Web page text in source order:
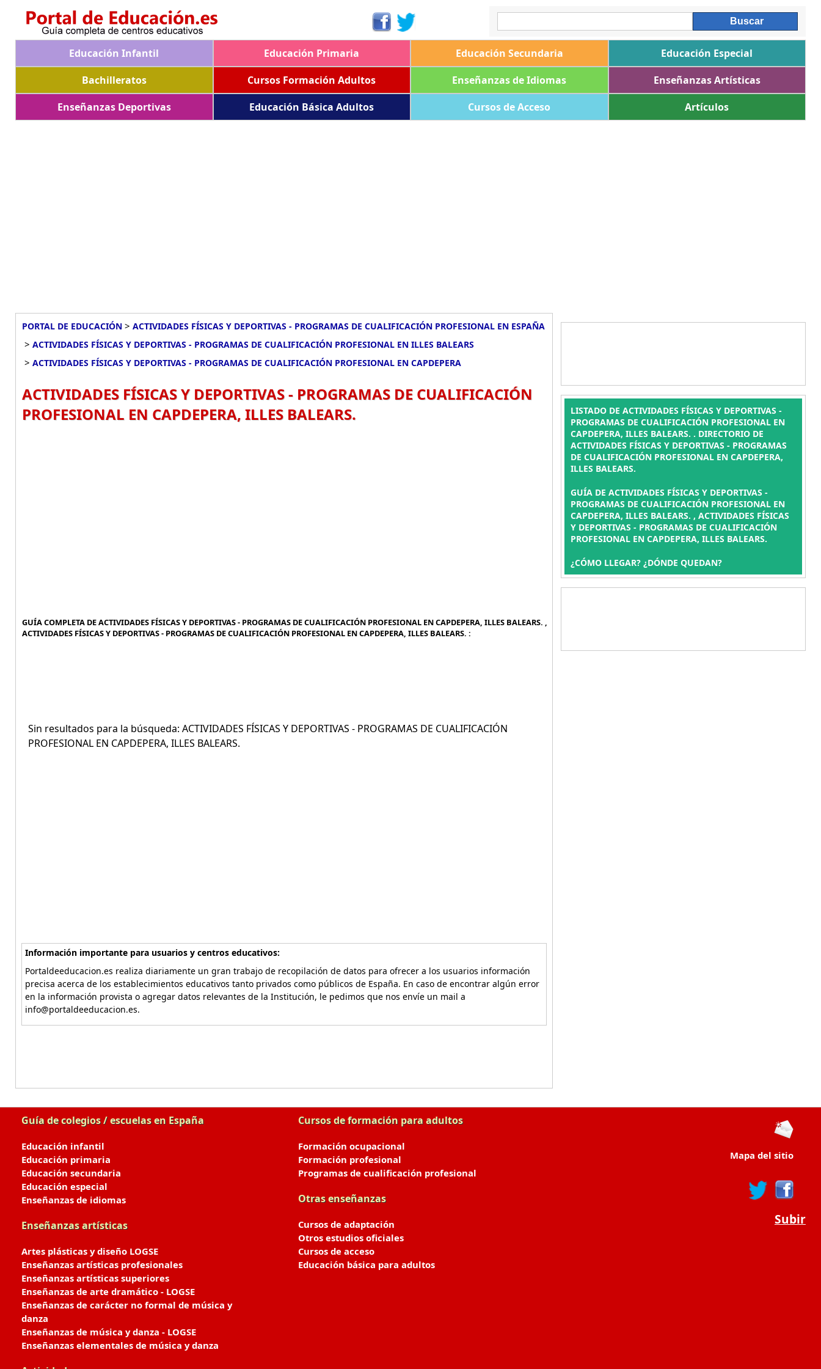
Educación Infantil Educación Primaria Educación Secundaria
Educación Especial
Bachilleratos
Cursos Formación Adultos Enseñanzas de Idiomas
Enseñanzas Artísticas
Enseñanzas Deportivas
Educación Básica Adultos Cursos de Acceso Artículos
PORTAL DE EDUCACIÓN > ACTIVIDADES FÍSICAS Y DEPORTIVAS - PROGRAMAS DE CUALIFICACIÓN PROFESIONAL EN ESPAÑA
> ACTIVIDADES FÍSICAS Y DEPORTIVAS - PROGRAMAS DE CUALIFICACIÓN PROFESIONAL EN ILLES BALEARS
> ACTIVIDADES FÍSICAS Y DEPORTIVAS - PROGRAMAS DE CUALIFICACIÓN PROFESIONAL EN CAPDEPERA
ACTIVIDADES FÍSICAS Y DEPORTIVAS - PROGRAMAS DE CUALIFICACIÓN
PROFESIONAL EN CAPDEPERA, ILLES BALEARS.
GUÍA COMPLETA DE ACTIVIDADES FÍSICAS Y DEPORTIVAS - PROGRAMAS DE CUALIFICACIÓN PROFESIONAL EN CAPDEPERA, ILLES BALEARS. ,
ACTIVIDADES FÍSICAS Y DEPORTIVAS - PROGRAMAS DE CUALIFICACIÓN PROFESIONAL EN CAPDEPERA, ILLES BALEARS. :
Sin resultados para la búsqueda: ACTIVIDADES FÍSICAS Y DEPORTIVAS - PROGRAMAS DE CUALIFICACIÓN
PROFESIONAL EN CAPDEPERA, ILLES BALEARS.
Información importante para usuarios y centros educativos:
Portaldeeducacion.es realiza diariamente un gran trabajo de recopilación de datos para ofrecer a los usuarios información
precisa acerca de los establecimientos educativos tanto privados como públicos de España. En caso de encontrar algún error
en la información provista o agregar datos relevantes de la Institución, le pedimos que nos envíe un mail a
info@portaldeeducacion.es.
LISTADO DE ACTIVIDADES FÍSICAS Y DEPORTIVAS -
PROGRAMAS DE CUALIFICACIÓN PROFESIONAL EN
CAPDEPERA, ILLES BALEARS. . DIRECTORIO DE
ACTIVIDADES FÍSICAS Y DEPORTIVAS - PROGRAMAS
DE CUALIFICACIÓN PROFESIONAL EN CAPDEPERA,
ILLES BALEARS.
GUÍA DE ACTIVIDADES FÍSICAS Y DEPORTIVAS -
PROGRAMAS DE CUALIFICACIÓN PROFESIONAL EN
CAPDEPERA, ILLES BALEARS. , ACTIVIDADES FÍSICAS
Y DEPORTIVAS - PROGRAMAS DE CUALIFICACIÓN
PROFESIONAL EN CAPDEPERA, ILLES BALEARS.
¿CÓMO LLEGAR? ¿DÓNDE QUEDAN?
Guía de colegios / escuelas en España
Educación infantil
Educación primaria
Educación secundaria
Educación especial
Enseñanzas de idiomas
Enseñanzas artísticas
Artes plásticas y diseño LOGSE
Enseñanzas artísticas profesionales
Enseñanzas artísticas superiores
Enseñanzas de arte dramático - LOGSE
Enseñanzas de carácter no formal de música y
danza
Enseñanzas de música y danza - LOGSE
Enseñanzas elementales de música y danza
Cursos de formación para adultos
Formación ocupacional
Formación profesional
Programas de cualificación profesional
Otras enseñanzas
Cursos de adaptación
Otros estudios oficiales
Cursos de acceso
Educación básica para adultos
Mapa del sitio
Subir